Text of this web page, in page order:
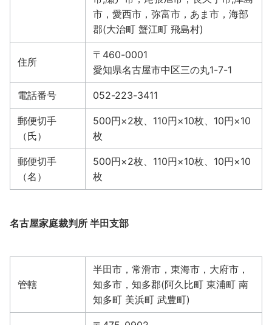
市，愛西市，弥富市，あま市，海部
郡(大治町 蟹江町 飛島村)
住所
〒460-0001
愛知県名古屋市中区三の丸1-7-1
電話番号 052-223-3411
郵便切手
（氏）
500円×2枚、110円×10枚、10円×10
枚
郵便切手
（名）
500円×2枚、110円×10枚、10円×10
枚
名古屋家庭裁判所 半田支部
管轄
半田市，常滑市，東海市，大府市，
知多市，知多郡(阿久比町 東浦町 南
知多町 美浜町 武豊町)